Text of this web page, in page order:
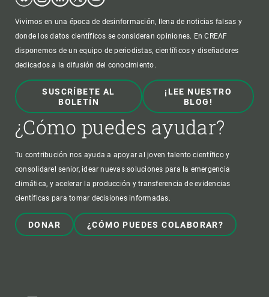
Vivimos en una época de desinformación, llena de noticias falsas y
donde los datos científicos se consideran opiniones. En CREAF
disponemos de un equipo de periodistas, científicos y diseñadores
dedicados a la difusión del conocimiento.
SUSCRÍBETE AL
BOLETÍN
¡LEE NUESTRO
BLOG!
¿Cómo puedes ayudar?
Tu contribución nos ayuda a apoyar al joven talento científico y
consolidarel senior, idear nuevas soluciones para la emergencia
climática, y acelerar la producción y transferencia de evidencias
científicas para tomar decisiones informadas.
DONAR ¿CÓMO PUEDES COLABORAR?